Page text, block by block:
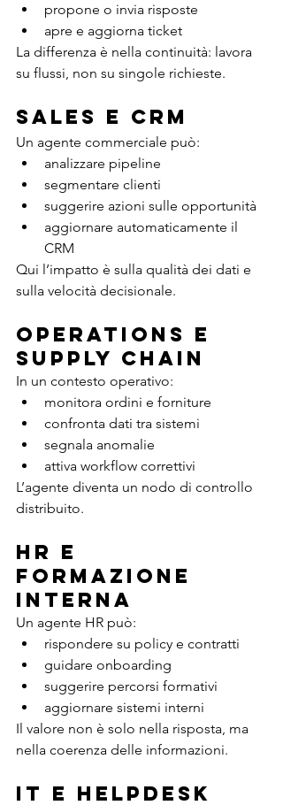
propone o invia risposte
apre e aggiorna ticket
La differenza è nella continuità: lavora
su flussi, non su singole richieste.
Sales e CRM
Un agente commerciale può:
analizzare pipeline
segmentare clienti
suggerire azioni sulle opportunità
aggiornare automaticamente il
CRM
Qui l’impatto è sulla qualità dei dati e
sulla velocità decisionale.
Operations e
supply chain
In un contesto operativo:
monitora ordini e forniture
confronta dati tra sistemi
segnala anomalie
attiva workflow correttivi
L’agente diventa un nodo di controllo
distribuito.
HR e
formazione
interna
Un agente HR può:
rispondere su policy e contratti
guidare onboarding
suggerire percorsi formativi
aggiornare sistemi interni
Il valore non è solo nella risposta, ma
nella coerenza delle informazioni.
IT e helpdesk